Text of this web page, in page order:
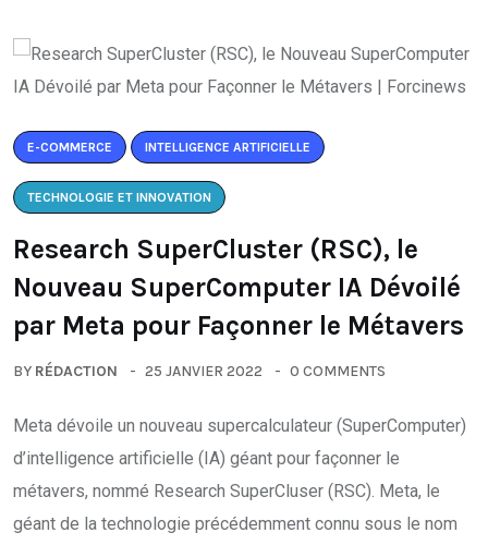
E-COMMERCE INTELLIGENCE ARTIFICIELLE
TECHNOLOGIE ET INNOVATION
Research SuperCluster (RSC), le
Nouveau SuperComputer IA Dévoilé
par Meta pour Façonner le Métavers
BY RÉDACTION 25 JANVIER 2022 0 COMMENTS
Meta dévoile un nouveau supercalculateur (SuperComputer)
d’intelligence artificielle (IA) géant pour façonner le
métavers, nommé Research SuperCluser (RSC). Meta, le
géant de la technologie précédemment connu sous le nom